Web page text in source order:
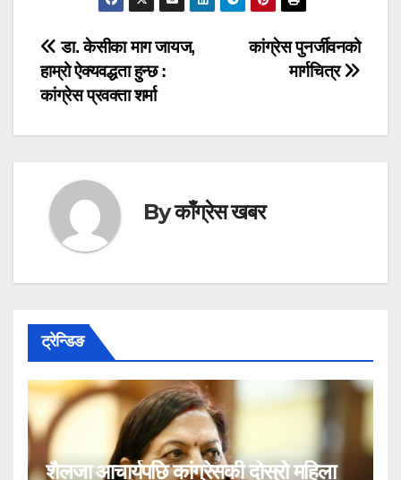
Post
navigation
कांग्रेस पुनर्जीवनको
मार्गचित्र
डा. केसीका माग जायज,
हाम्रो ऐक्यवद्धता हुन्छ :
कांग्रेस प्रवक्ता शर्मा
Byकाँग्रेस खबर
ट्रेन्डिङ
शैलजा आचार्यपछि कांग्रेसकी दोस्रो महिला